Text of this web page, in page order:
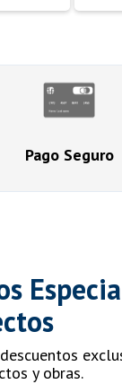
Pago Seguro
y obras.